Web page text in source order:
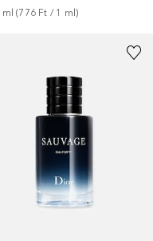
ml (776 Ft / 1 ml)